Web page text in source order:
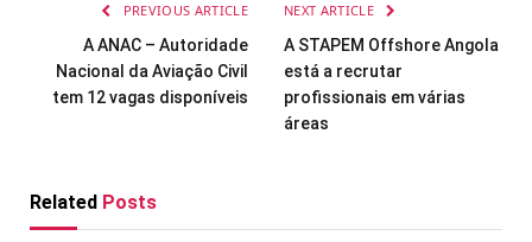
PREVIOUS ARTICLE
A ANAC – Autoridade
Nacional da Aviação Civil
tem 12 vagas disponíveis
NEXT ARTICLE
A STAPEM Offshore Angola
está a recrutar
profissionais em várias
áreas
Related Posts